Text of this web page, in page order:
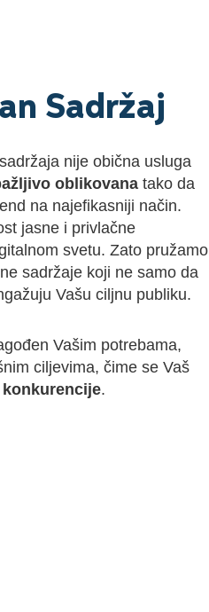
Sadržaj
nije obična usluga
oblikovana tako da
na najefikasniji način.
jasne i privlačne
svetu. Zato pružamo
sadržaje koji ne samo da
Vašu ciljnu publiku.
Vašim potrebama,
ciljevima, čime se Vaš
.